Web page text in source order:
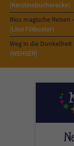
(Kerstinsbücherecke)
Rios magische
(Lissi Filibuster)
Weg in die Dunkelheit
(WEHSER)
Zweck